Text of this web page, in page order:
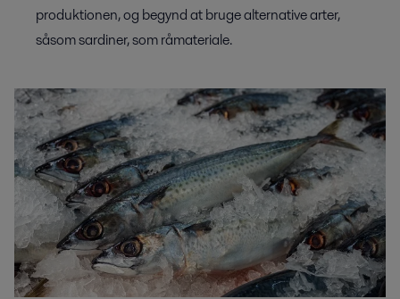
produktionen, og begynd at bruge alternative arter,
såsom sardiner, som råmateriale.